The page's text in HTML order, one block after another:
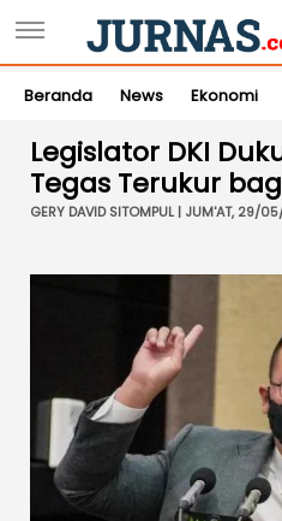
Beranda News Ekonomi
Legislator DKI
Tegas Terukur
GERY DAVID SITOMPUL | JUM'AT, 29/